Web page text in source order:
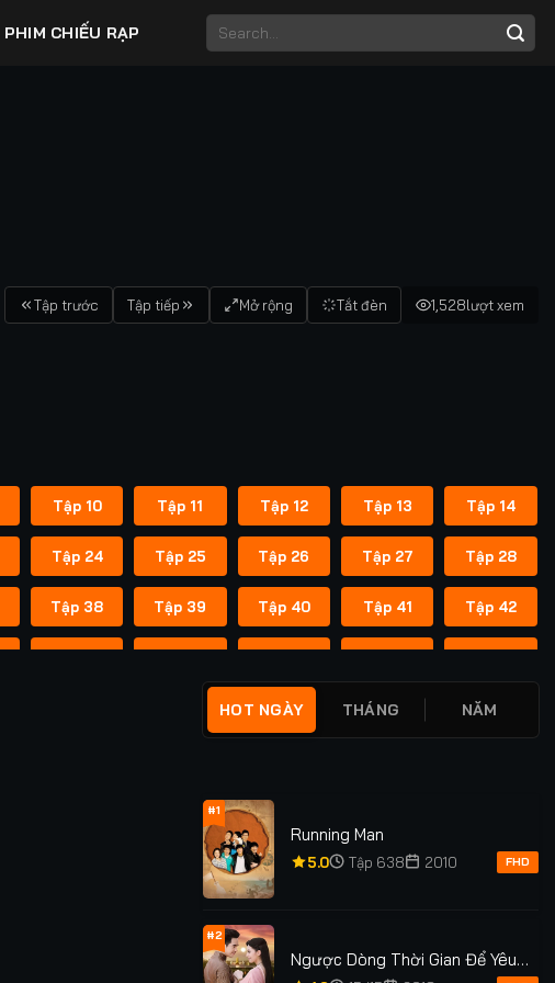
PHIM CHIẾU RẠP
Tập trước Tập tiếp Mở rộng Tắt đèn 1,528lượt xem
Tập 10 Tập 11 Tập 12 Tập 13 Tập 14
Tập 24 Tập 25 Tập 26 Tập 27 Tập 28
Tập 38 Tập 39 Tập 40 Tập 41 Tập 42
Tập 68 Tập 69 Tập 70
Tập 95 Tập 96
Tập 109 Tập 110 Tập 111 Tập 112
HOT NGÀY THÁNG NĂM
#1
Running Man
5.0 Tập 638 2010 FHD
#2
Ngược Dòng Thời Gian Để Yêu